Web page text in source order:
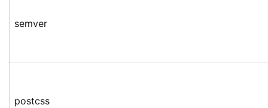
semver
postcss